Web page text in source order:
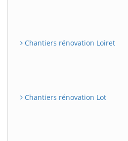
Chantiers rénovation Loiret
Chantiers rénovation Lot